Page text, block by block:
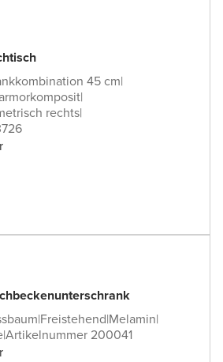
45 cm|
|
rechts|
|Freistehend|Melamin|
|Artikelnummer 200041